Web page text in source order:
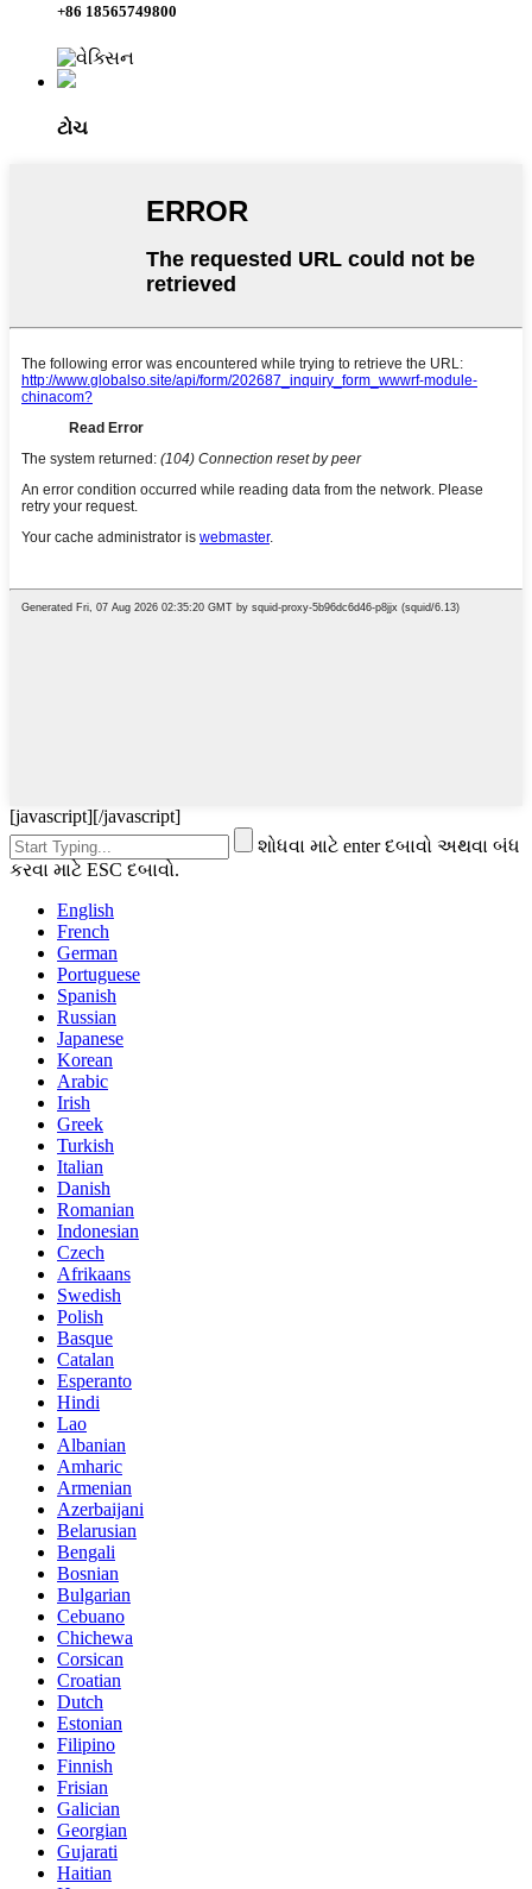
+86 18565749800
ટોચ
[javascript][/javascript]
શોધવા માટે enter દબાવો અથવા બંધ
કરવા માટે ESC દબાવો.
English
French
German
Portuguese
Spanish
Russian
Japanese
Korean
Arabic
Irish
Greek
Turkish
Italian
Danish
Romanian
Indonesian
Czech
Afrikaans
Swedish
Polish
Basque
Catalan
Esperanto
Hindi
Lao
Albanian
Amharic
Armenian
Azerbaijani
Belarusian
Bengali
Bosnian
Bulgarian
Cebuano
Chichewa
Corsican
Croatian
Dutch
Estonian
Filipino
Finnish
Frisian
Galician
Georgian
Gujarati
Haitian